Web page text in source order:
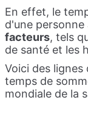
En effet, le
d'une
facteurs, tels
de santé et les
Voici des
temps de
mondiale de la